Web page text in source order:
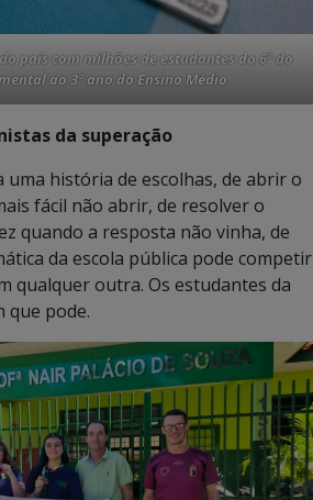
país com milhões de estudantes do 6º do
ao 3º ano do Ensino Médio
da superação
uma história de escolhas, de abrir o
fácil não abrir, de resolver o
quando a resposta não vinha, de
da escola pública pode competir
qualquer outra. Os estudantes da
que pode.